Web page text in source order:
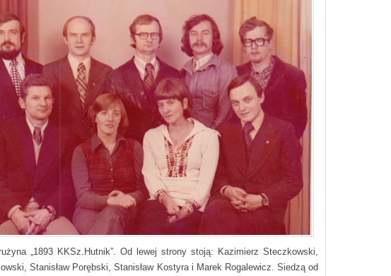
„1893 KKSz.Hutnik”. Od lewej strony stoją: Kazimierz Steczkowski,
Stanisław Porębski, Stanisław Kostyra i Marek Rogalewicz. Siedzą od